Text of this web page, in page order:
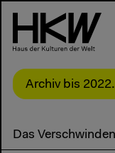
Archiv bis 2022.
Das